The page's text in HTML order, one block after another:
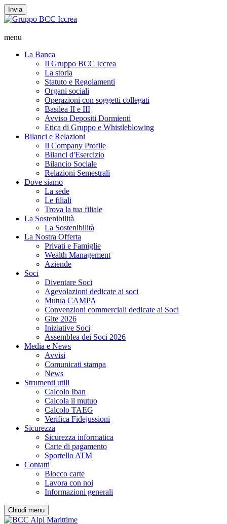
Invia
menu
La Banca
Il Gruppo BCC Iccrea
La storia
Statuto e Regolamenti
Organi sociali
Operazioni con soggetti collegati
Basilea II e III
Avviso Depositi Dormienti
Etica di Gruppo e Whistleblowing
Bilanci e Relazioni
Il Company Profile
Bilanci d'Esercizio
Bilancio Sociale
Relazioni Semestrali
Dove siamo
La sede
Le filiali
Trova la tua filiale
La Sostenibilità
La Sostenibilità
La Nostra Offerta
Privati e Famiglie
Wealth Management
Aziende
Soci
Diventare Soci
Agevolazioni dedicate ai soci
Mutua CAMPA
Convenzioni commerciali dedicate ai Soci
Gite 2026
Iniziative Soci
Assemblea dei Soci 2026
Media e News
Avvisi
Comunicati stampa
News
Strumenti utili
Calcolo Iban
Calcola il mutuo
Calcolo TAEG
Verifica Fidejussioni
Sicurezza
Sicurezza informatica
Carte di pagamento
Sportello ATM
Contatti
Blocco carte
Lavora con noi
Informazioni generali
Chiudi menu